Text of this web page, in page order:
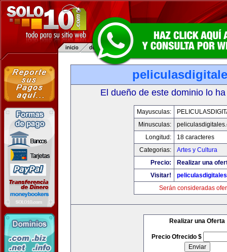
El dueño de este dominio lo
Mayusculas:
Minusculas:
Longitud:
18 caracteres
Categorias:
Artes y Cultura
Precio:
Realizar una
Visitar!
Serán consideradas
Realizar una Oferta
Precio Ofrecido $